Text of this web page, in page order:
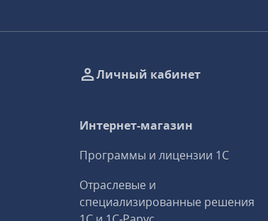
Личный кабинет
Интернет-магазин
Программы и лицензии 1С
Отраслевые и
специализированные решения